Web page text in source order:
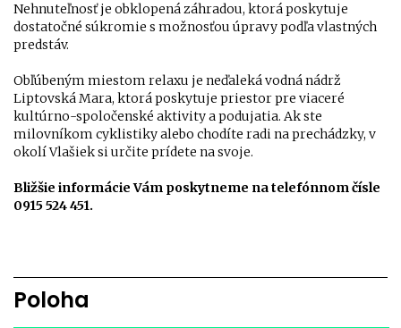
Nehnuteľnosť je obklopená záhradou, ktorá poskytuje
dostatočné súkromie s možnosťou úpravy podľa vlastných
predstáv.
Obľúbeným miestom relaxu je neďaleká vodná nádrž
Liptovská Mara, ktorá poskytuje priestor pre viaceré
kultúrno-spoločenské aktivity a podujatia. Ak ste
milovníkom cyklistiky alebo chodíte radi na prechádzky, v
okolí Vlašiek si určite prídete na svoje.
Bližšie informácie Vám poskytneme na telefónnom čísle
0915 524 451.
Poloha